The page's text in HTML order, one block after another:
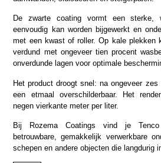
De zwarte coating vormt een sterke,
eenvoudig kan worden bijgewerkt en
met een kwast of roller. Op kale plekken
verdund met ongeveer tien procent
onverdunde lagen voor optimale
Het product droogt snel: na ongeveer
een etmaal overschilderbaar. Het
negen vierkante meter per liter.
Bij Rozema Coatings vind je
betrouwbare, gemakkelijk verwerkbare
schepen en andere objecten die langdurig